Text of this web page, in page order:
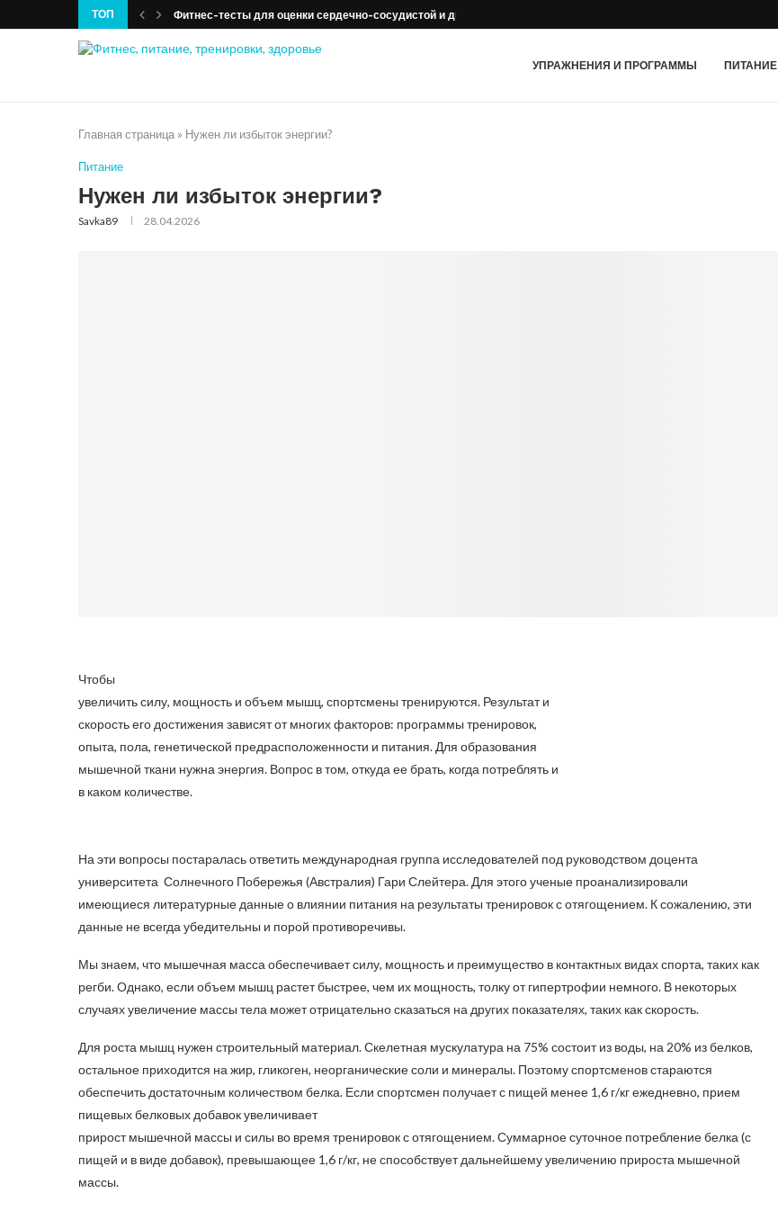
ТОП Фитнес-тесты для оценки сердечно-сосудистой и дыхательной систем
УПРАЖНЕНИЯ И ПРОГРАММЫ ПИТАНИЕ
Главная страница » Нужен ли избыток энергии?
Питание
Нужен ли избыток энергии?
Savka89 28.04.2026
Чтобы
увеличить силу, мощность и объем мышц, спортсмены тренируются. Результат и
скорость его достижения зависят от многих факторов: программы тренировок,
опыта, пола, генетической предрасположенности и питания. Для образования
мышечной ткани нужна энергия. Вопрос в том, откуда ее брать, когда потреблять и
в каком количестве.
На эти вопросы постаралась ответить международная группа исследователей под руководством доцента
университета Солнечного Побережья (Австралия) Гари Слейтера. Для этого ученые проанализировали
имеющиеся литературные данные о влиянии питания на результаты тренировок с отягощением. К сожалению, эти
данные не всегда убедительны и порой противоречивы.
Мы знаем, что мышечная масса обеспечивает силу, мощность и преимущество в контактных видах спорта, таких как
регби. Однако, если объем мышц растет быстрее, чем их мощность, толку от гипертрофии немного. В некоторых
случаях увеличение массы тела может отрицательно сказаться на других показателях, таких как скорость.
Для роста мышц нужен строительный материал. Скелетная мускулатура на 75% состоит из воды, на 20% из белков,
остальное приходится на жир, гликоген, неорганические соли и минералы. Поэтому спортсменов стараются
обеспечить достаточным количеством белка. Если спортсмен получает с пищей менее 1,6 г/кг ежедневно, прием
пищевых белковых добавок увеличивает
прирост мышечной массы и силы во время тренировок с отягощением. Суммарное суточное потребление белка (с
пищей и в виде добавок), превышающее 1,6 г/кг, не способствует дальнейшему увеличению прироста мышечной
массы.